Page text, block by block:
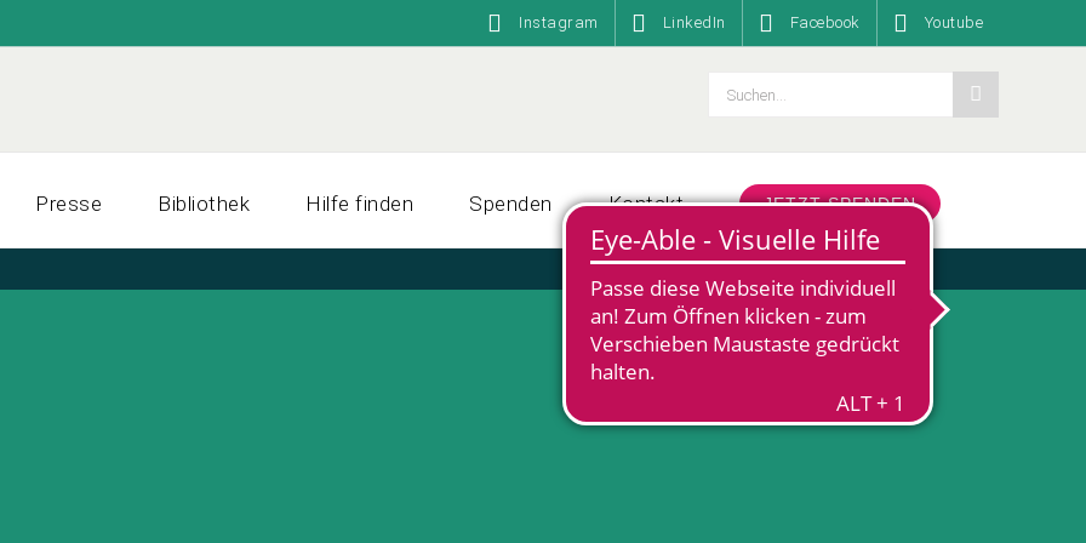
Instagram LinkedIn Facebook Youtube
Suche
Presse Bibliothek Hilfe finden Spenden Kontakt JETZT SPENDEN